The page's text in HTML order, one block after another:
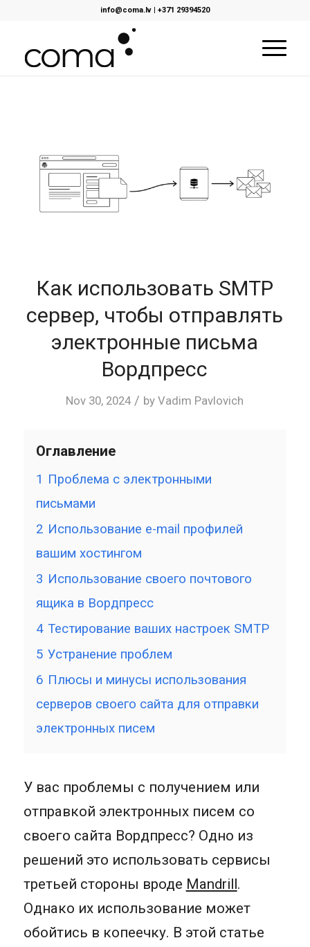
info@coma.lv| +371 29394520
Как использовать SMTP
сервер, чтобы отправлять
электронные письма
Вордпресс
Nov 30, 2024 / byVadim Pavlovich
Оглавление
1 Проблема с электронными
письмами
2 Использование e-mail профилей
вашим хостингом
3 Использование своего почтового
ящика в Вордпресс
4 Тестирование ваших настроек SMTP
5 Устранение проблем
6 Плюсы и минусы использования
серверов своего сайта для отправки
электронных писем
У вас проблемы с получением или
отправкой электронных писем со
своего сайта Вордпресс? Одно из
решений это использовать сервисы
третьей стороны вроде Mandrill.
Однако их использование может
обойтись в копеечку. В этой статье